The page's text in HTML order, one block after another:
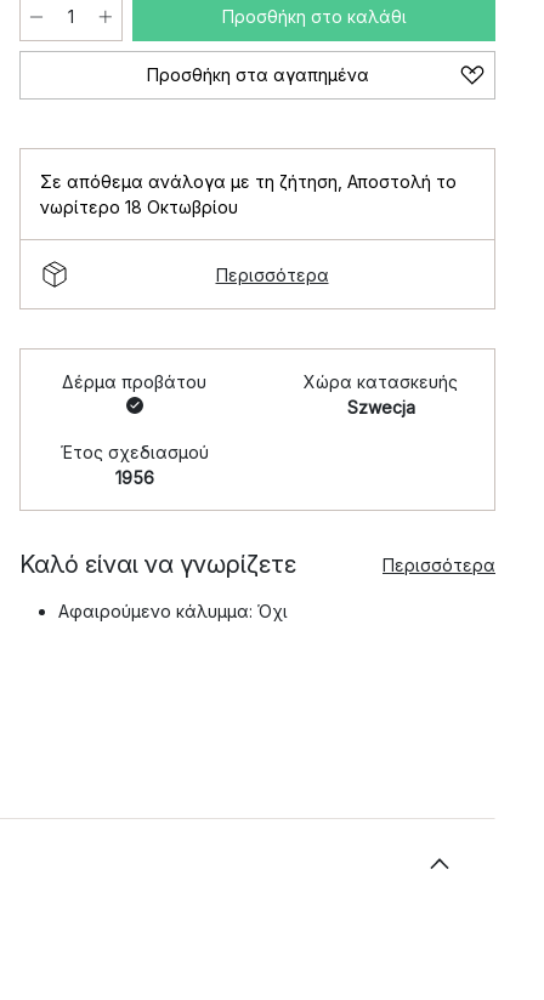
Προσθήκη στο καλάθι
Προσθήκη στα αγαπημένα
Σε απόθεμα ανάλογα με τη ζήτηση Αποστολή το
νωρίτερο 18 Οκτωβρίου
Περισσότερα
Δέρμα προβάτου
Χώρα κατασκευής
Szwecja
Έτος σχεδιασμού
1956
Καλό είναι να γνωρίζετε Περισσότερα
Αφαιρούμενο κάλυμμα: Όχι